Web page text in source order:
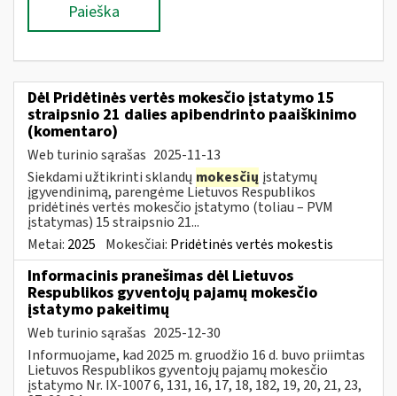
Paieška
Dėl Pridėtinės vertės mokesčio įstatymo 15
straipsnio 21 dalies apibendrinto paaiškinimo
(komentaro)
Web turinio sąrašas 2025-11-13
Siekdami užtikrinti sklandų mokesčių įstatymų
įgyvendinimą, parengėme Lietuvos Respublikos
pridėtinės vertės mokesčio įstatymo (toliau – PVM
įstatymas) 15 straipsnio 21...
Metai: 2025 Mokesčiai: Pridėtinės vertės mokestis
Informacinis pranešimas dėl Lietuvos
Respublikos gyventojų pajamų mokesčio
įstatymo pakeitimų
Web turinio sąrašas 2025-12-30
Informuojame, kad 2025 m. gruodžio 16 d. buvo priimtas
Lietuvos Respublikos gyventojų pajamų mokesčio
įstatymo Nr. IX-1007 6, 131, 16, 17, 18, 182, 19, 20, 21, 23,